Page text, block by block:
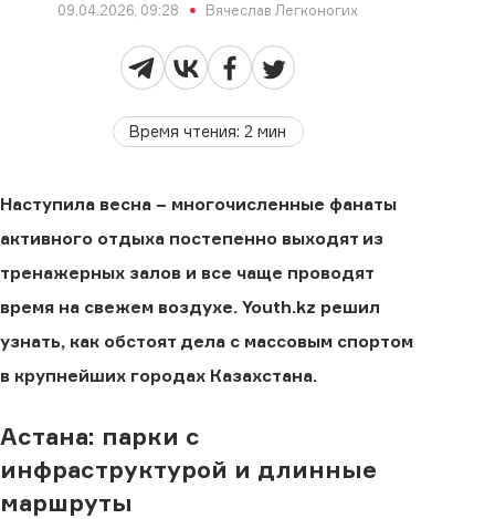
09.04.2026, 09:28 Вячеслав Легконогих
Время чтения:2 мин
Наступила весна − многочисленные фанаты
активного отдыха постепенно выходят из
тренажерных залов и все чаще проводят
время на свежем воздухе. Youth.kz решил
узнать, как обстоят дела с массовым спортом
в крупнейших городах Казахстана.
Астана: парки с
инфраструктурой и длинные
маршруты